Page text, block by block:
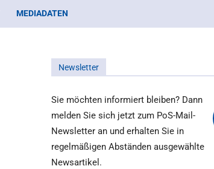
MEDIADATEN
Newsletter
Sie möchten informiert bleiben? Dann
melden Sie sich jetzt zum PoS-Mail-
Newsletter an und erhalten Sie in
regelmäßigen Abständen ausgewählte
Newsartikel.